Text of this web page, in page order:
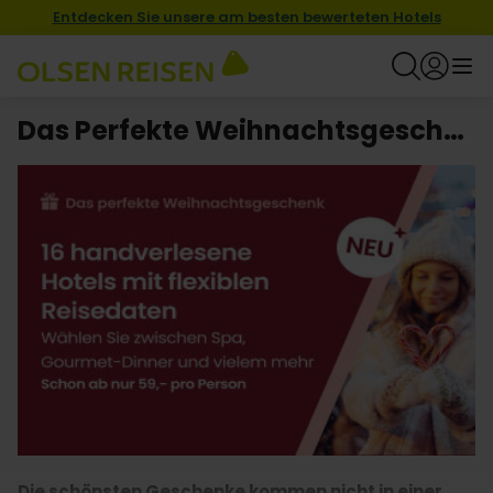
Entdecken Sie unsere am besten bewerteten Hotels
Das Perfekte Weihnachtsgeschenk